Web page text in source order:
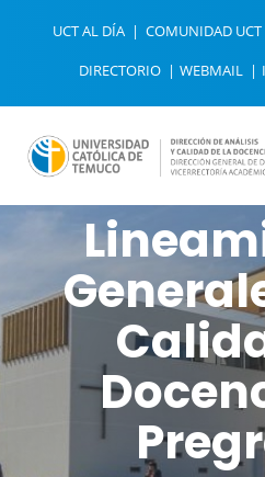
UCT AL DÍA COMUNIDAD UCT
DIRECTORIO
WEBMAIL